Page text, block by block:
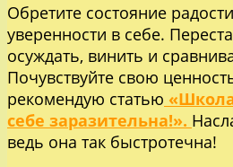
Обретите состояние
уверенности в себе.
осуждать, винить и
Почувствуйте свою
рекомендую статью
себе заразительна!».
ведь она так быстротечна!